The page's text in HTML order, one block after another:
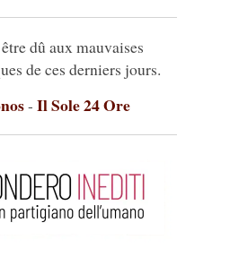
dû aux mauvaises
de ces derniers jours.
- Il Sole 24 Ore